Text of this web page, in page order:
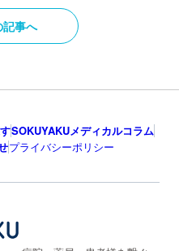
事へ
SOKUYAKUメディカルコラム
プライバシーポリシー